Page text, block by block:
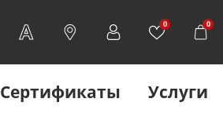
0 0
Сертификаты Услуги